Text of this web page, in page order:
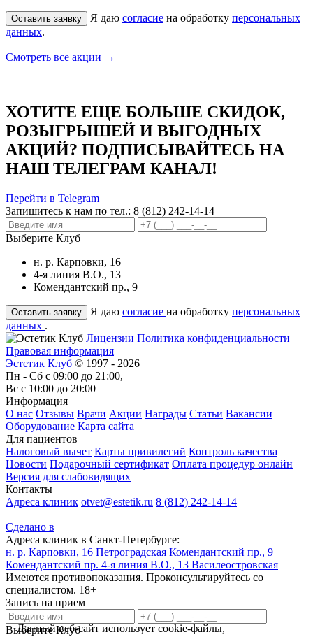
Я даю согласие на обработку персональных
данных.
Смотреть все акции →
ХОТИТЕ ЕЩЕ БОЛЬШЕ СКИДОК,
РОЗЫГРЫШЕЙ И ВЫГОДНЫХ
АКЦИЙ? ПОДПИСЫВАЙТЕСЬ НА
НАШ ТЕЛЕГРАМ КАНАЛ!
Перейти в Telegram
Запишитесь к нам по тел.: 8 (812) 242-14-14
Выберите Клуб
н. р. Карповки, 16
4-я линия В.О., 13
Комендантский пр., 9
Я даю согласие на обработку персональных
данных .
Лицензии Политика конфиденциальности
Правовая информация
Эстетик Клуб © 1997 - 2026
Пн - Сб с 09:00 до 21:00,
Вс с 10:00 до 20:00
Информация
О нас Отзывы Врачи Акции Награды Статьи Вакансии
Оборудование Карта сайта
Для пациентов
Налоговый вычет Карты привилегий Контроль качества
Новости Подарочный сертификат Оплата процедур онлайн
Версия для слабовидящих
Контакты
Адреса клиник otvet@estetik.ru 8 (812) 242-14-14
Сделано в
Адреса клиник в Санкт-Петербурге:
н. р. Карповки, 16 Петроградская Комендантский пр., 9
Комендантский пр. 4-я линия В.О., 13 Василеостровская
Имеются противопоказания. Проконсультируйтесь со
специалистом. 18+
Запись на прием
Выберите Клуб
Данный веб-сайт использует cookie-файлы,